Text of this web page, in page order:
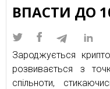
ВПАСТИ ДО
Зароджується
розвивається з
спільноти,